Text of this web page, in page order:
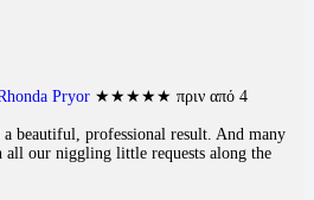
Pryor ★★★★★ πριν από 4
a beautiful, professional result. And many
all our niggling little requests along the